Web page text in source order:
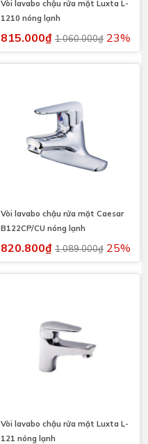
Vòi lavabo chậu rửa mặt Luxta L-
1210 nóng lạnh
815.000₫ 1.060.000₫ 23%
Vòi lavabo chậu rửa mặt Caesar
B122CP/CU nóng lạnh
820.800₫ 1.089.000₫ 25%
Vòi lavabo chậu rửa mặt Luxta L-
121 nóng lạnh